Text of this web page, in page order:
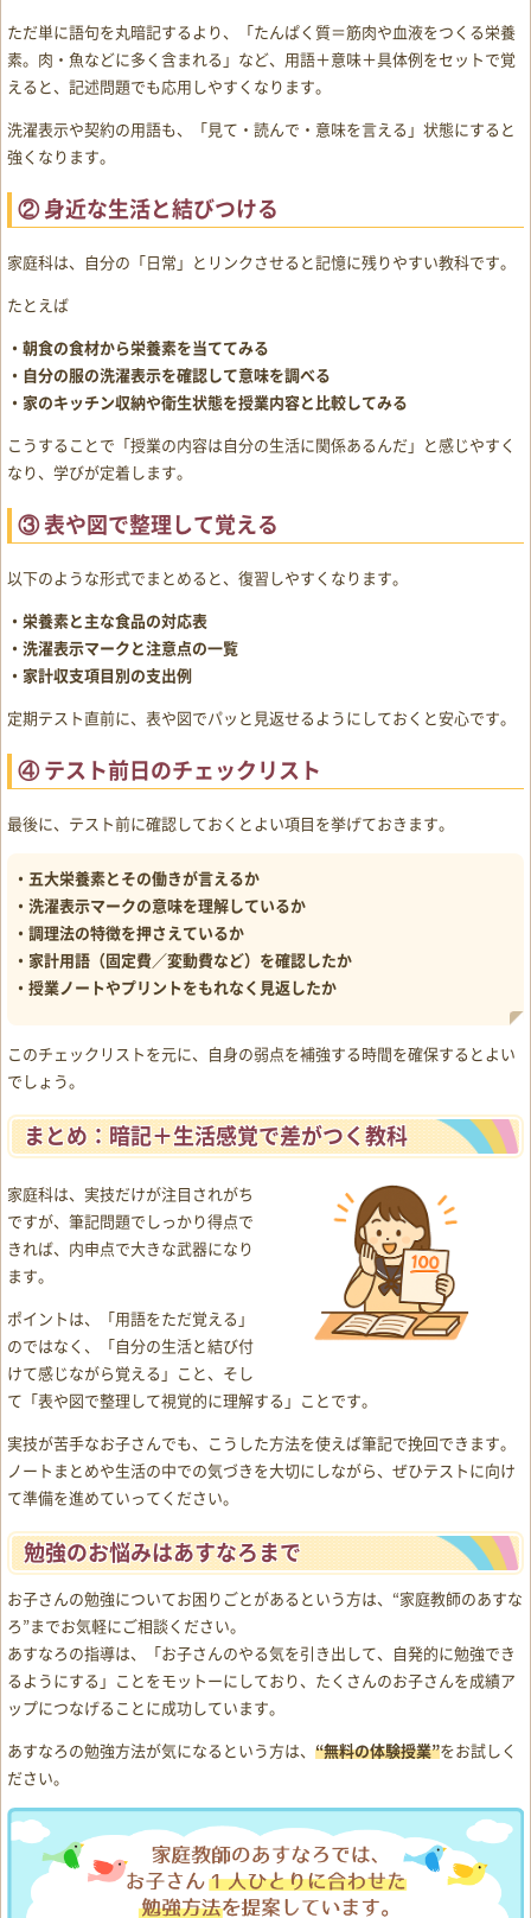
ただ単に語句を丸暗記するより、「たんぱく質＝筋肉や血液をつくる栄養
素。肉・魚などに多く含まれる」など、用語＋意味＋具体例をセットで覚
えると、記述問題でも応用しやすくなります。
洗濯表示や契約の用語も、「見て・読んで・意味を言える」状態にすると
強くなります。
② 身近な生活と結びつける
家庭科は、自分の「日常」とリンクさせると記憶に残りやすい教科です。
たとえば
・朝食の食材から栄養素を当ててみる
・自分の服の洗濯表示を確認して意味を調べる
・家のキッチン収納や衛生状態を授業内容と比較してみる
こうすることで「授業の内容は自分の生活に関係あるんだ」と感じやすく
なり、学びが定着します。
③ 表や図で整理して覚える
以下のような形式でまとめると、復習しやすくなります。
・栄養素と主な食品の対応表
・洗濯表示マークと注意点の一覧
・家計収支項目別の支出例
定期テスト直前に、表や図でパッと見返せるようにしておくと安心です。
④ テスト前日のチェックリスト
最後に、テスト前に確認しておくとよい項目を挙げておきます。
・五大栄養素とその働きが言えるか
・洗濯表示マークの意味を理解しているか
・調理法の特徴を押さえているか
・家計用語（固定費／変動費など）を確認したか
・授業ノートやプリントをもれなく見返したか
このチェックリストを元に、自身の弱点を補強する時間を確保するとよい
でしょう。
まとめ：暗記＋生活感覚で差がつく教科
家庭科は、実技だけが注目されがち
ですが、筆記問題でしっかり得点で
きれば、内申点で大きな武器になり
ます。
ポイントは、「用語をただ覚える」
のではなく、「自分の生活と結び付
けて感じながら覚える」こと、そし
て「表や図で整理して視覚的に理解する」ことです。
実技が苦手なお子さんでも、こうした方法を使えば筆記で挽回できます。
ノートまとめや生活の中での気づきを大切にしながら、ぜひテストに向け
て準備を進めていってください。
勉強のお悩みはあすなろまで
お子さんの勉強についてお困りごとがあるという方は、“家庭教師のあすな
ろ”までお気軽にご相談ください。
あすなろの指導は、「お子さんのやる気を引き出して、自発的に勉強でき
るようにする」ことをモットーにしており、たくさんのお子さんを成績ア
ップにつなげることに成功しています。
あすなろの勉強方法が気になるという方は、 “無料の体験授業”をお試しく
ださい。